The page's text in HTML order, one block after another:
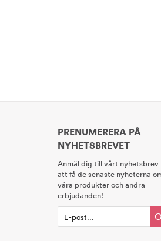
PRENUMERERA PÅ
NYHETSBREVET
Anmäl dig till vårt nyhetsbrev
att få de senaste nyheterna
våra produkter och andra
erbjudanden!